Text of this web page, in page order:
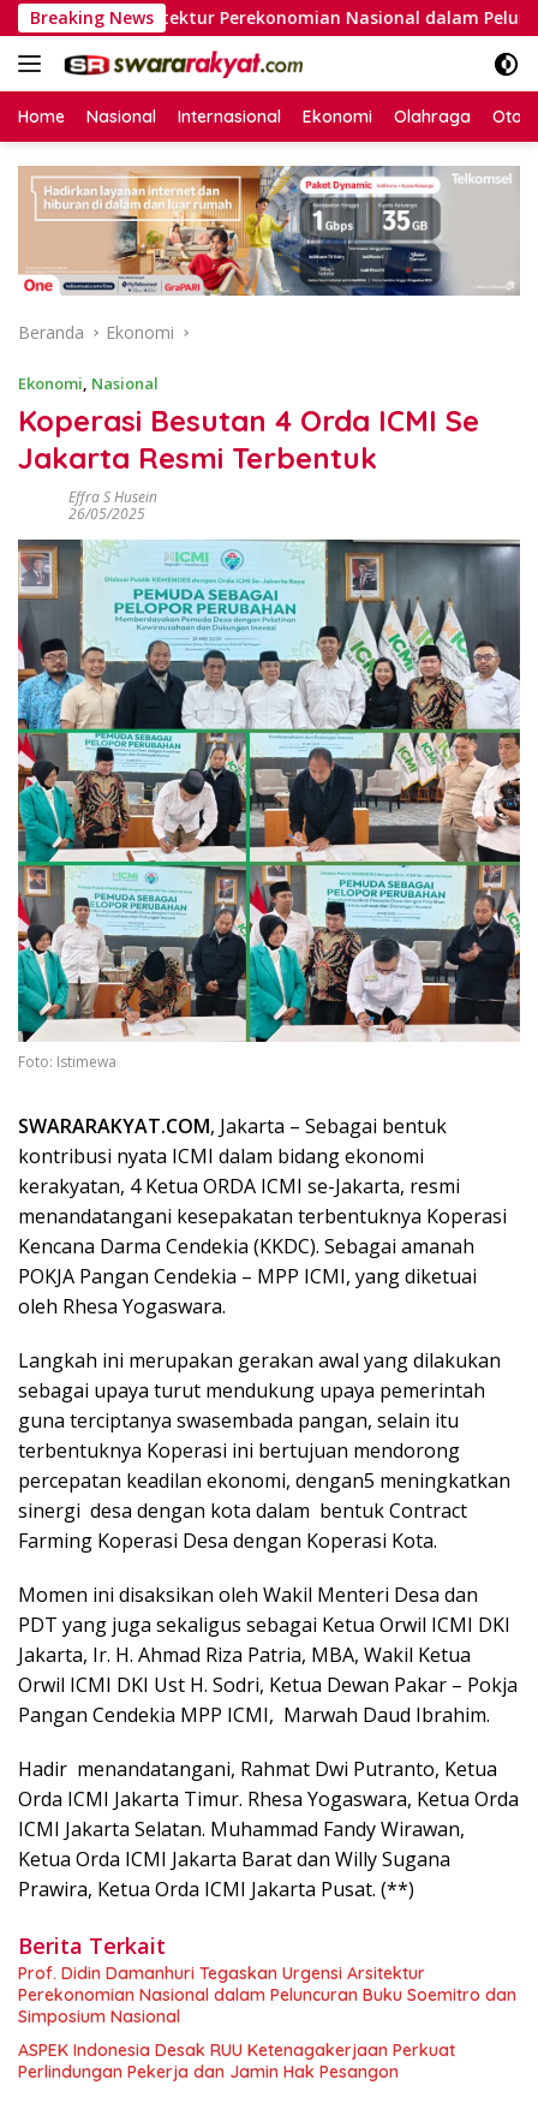
Langsung
ke
konten
Breaking News
Arsitektur Perekonomian Nasional dalam Peluncuran Buku
Home Nasional Internasional Ekonomi Olahraga
Beranda Ekonomi
Ekonomi, Nasional
Koperasi Besutan 4 Orda ICMI Se
Jakarta Resmi Terbentuk
Effra S Husein
26/05/2025
Foto: Istimewa
SWARARAKYAT.COM, Jakarta – Sebagai bentuk
kontribusi nyata ICMI dalam bidang ekonomi
kerakyatan, 4 Ketua ORDA ICMI se-Jakarta, resmi
menandatangani kesepakatan terbentuknya Koperasi
Kencana Darma Cendekia (KKDC). Sebagai amanah
POKJA Pangan Cendekia – MPP ICMI, yang diketuai
oleh Rhesa Yogaswara.
Langkah ini merupakan gerakan awal yang dilakukan
sebagai upaya turut mendukung upaya pemerintah
guna terciptanya swasembada pangan, selain itu
terbentuknya Koperasi ini bertujuan mendorong
percepatan keadilan ekonomi, dengan5 meningkatkan
sinergi desa dengan kota dalam bentuk Contract
Farming Koperasi Desa dengan Koperasi Kota.
Momen ini disaksikan oleh Wakil Menteri Desa dan
PDT yang juga sekaligus sebagai Ketua Orwil ICMI DKI
Jakarta, Ir. H. Ahmad Riza Patria, MBA, Wakil Ketua
Orwil ICMI DKI Ust H. Sodri, Ketua Dewan Pakar – Pokja
Pangan Cendekia MPP ICMI, Marwah Daud Ibrahim.
Hadir menandatangani, Rahmat Dwi Putranto, Ketua
Orda ICMI Jakarta Timur. Rhesa Yogaswara, Ketua Orda
ICMI Jakarta Selatan. Muhammad Fandy Wirawan,
Ketua Orda ICMI Jakarta Barat dan Willy Sugana
Prawira, Ketua Orda ICMI Jakarta Pusat. (**)
Berita Terkait
Prof. Didin Damanhuri Tegaskan Urgensi Arsitektur
Perekonomian Nasional dalam Peluncuran Buku Soemitro dan
Simposium Nasional
ASPEK Indonesia Desak RUU Ketenagakerjaan Perkuat
Perlindungan Pekerja dan Jamin Hak Pesangon